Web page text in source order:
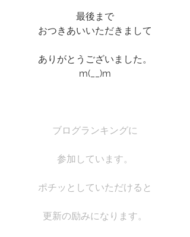
最後まで
おつきあいいただきまして
ありがとうございました。
m(__)m
ブログランキングに
参加しています。
ポチッとしていただけると
更新の励みになります。